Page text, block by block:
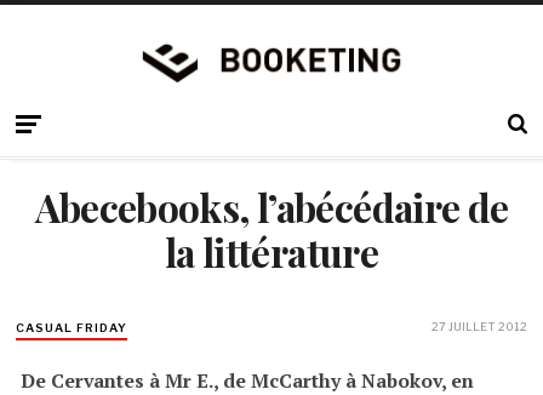
Abecebooks, l’abécédaire de
la littérature
CASUAL FRIDAY 27 JUILLET 2012
De Cervantes à Mr E., de McCarthy à Nabokov, en